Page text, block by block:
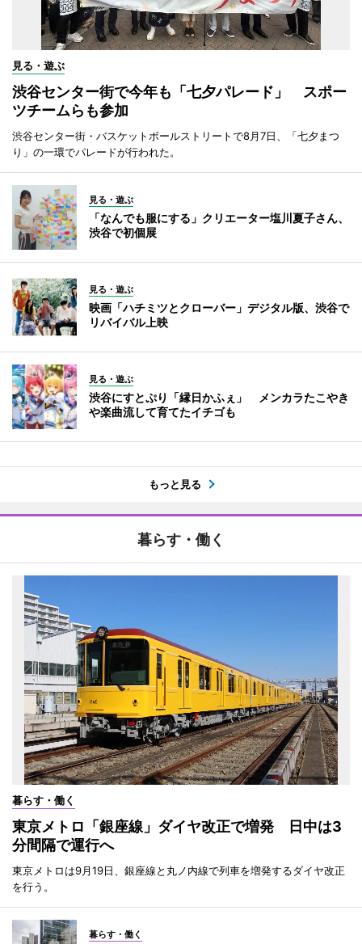
見る・遊ぶ
渋谷センター街で今年も「七夕パレード」 スポー
ツチームらも参加
渋谷センター街・バスケットボールストリートで8月7日、「七夕まつ
り」の一環でパレードが行われた。
見る・遊ぶ
「なんでも服にする」クリエーター塩川夏子さん、
渋谷で初個展
見る・遊ぶ
映画「ハチミツとクローバー」デジタル版、渋谷で
リバイバル上映
見る・遊ぶ
渋谷にすとぷり「縁日かふぇ」 メンカラたこやき
や楽曲流して育てたイチゴも
もっと見る
暮らす・働く
暮らす・働く
東京メトロ「銀座線」ダイヤ改正で増発 日中は3
分間隔で運行へ
東京メトロは9月19日、銀座線と丸ノ内線で列車を増発するダイヤ改正
を行う。
暮らす・働く